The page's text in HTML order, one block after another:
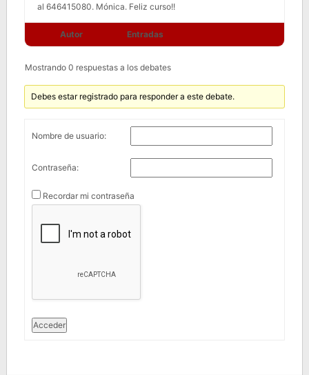
al 646415080. Mónica. Feliz curso!!
Autor Entradas
Mostrando 0 respuestas a los debates
Debes estar registrado para responder a este debate.
Nombre de usuario:
Contraseña:
Recordar mi contraseña
Acceder